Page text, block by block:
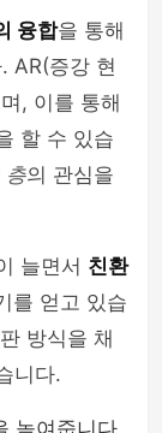
융합을 통해
AR(증강 현
, 이를 통해
할 수 있습
층의 관심을
늘면서 친환
를 얻고 있습
방식을 채
니다.
높여줍니다.